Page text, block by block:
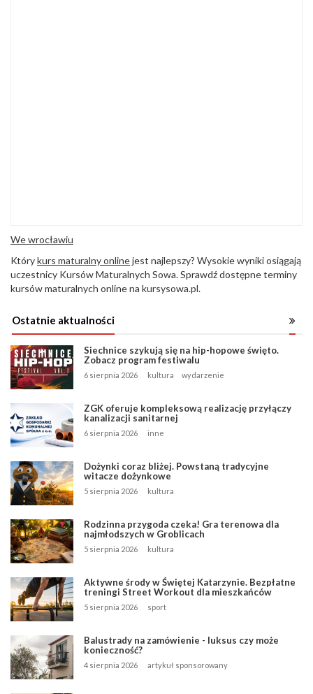
We wrocławiu
Którykurs maturalny onlinejest najlepszy? Wysokie wyniki osiągają
uczestnicy Kursów Maturalnych Sowa. Sprawdź dostępne terminy
kursów maturalnych online na kursysowa.pl.
Ostatnie aktualności
Siechnice szykują się na hip-hopowe święto.
Zobacz program festiwalu
6 sierpnia 2026 kultura wydarzenie
ZGK oferuje kompleksową realizację przyłączy
kanalizacji sanitarnej
6 sierpnia 2026 inne
Dożynki coraz bliżej. Powstaną tradycyjne
witacze dożynkowe
5 sierpnia 2026 kultura
Rodzinna przygoda czeka! Gra terenowa dla
najmłodszych w Groblicach
5 sierpnia 2026 kultura
Aktywne środy w Świętej Katarzynie. Bezpłatne
treningi Street Workout dla mieszkańców
5 sierpnia 2026 sport
Balustrady na zamówienie - luksus czy może
konieczność?
4 sierpnia 2026 artykuł sponsorowany